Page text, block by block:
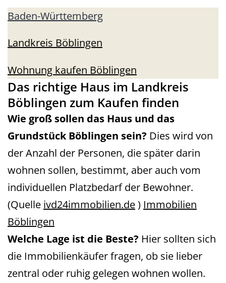
Baden-Württemberg
Landkreis Böblingen
Wohnung kaufen Böblingen
Das richtige Haus im Landkreis
Böblingen zum Kaufen finden
Wie groß sollen das Haus und das
Grundstück Böblingen sein? Dies wird von
der Anzahl der Personen, die später darin
wohnen sollen, bestimmt, aber auch vom
individuellen Platzbedarf der Bewohner.
(Quelle ivd24immobilien.de) Immobilien
Böblingen
Welche Lage ist die Beste? Hier sollten sich
die Immobilienkäufer fragen, ob sie lieber
zentral oder ruhig gelegen wohnen wollen.